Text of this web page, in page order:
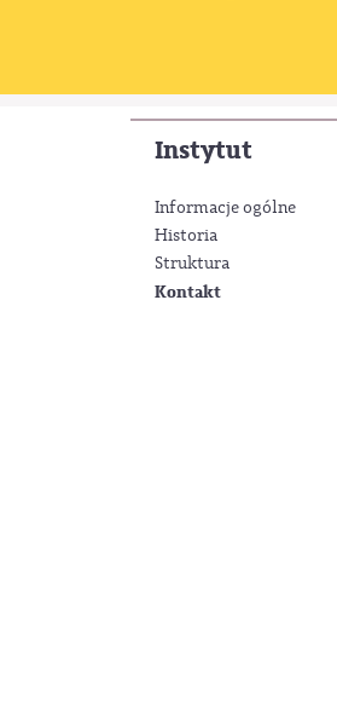
Instytut
Informacje ogólne
Historia
Struktura
Kontakt